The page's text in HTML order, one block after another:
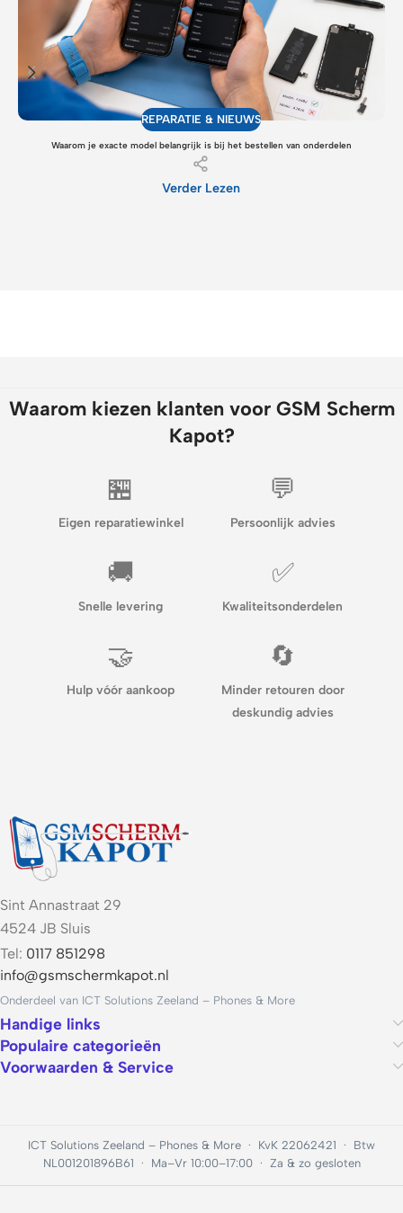
REPARATIE & NIEUWS
Waarom je exacte model belangrijk is bij het bestellen van onderdelen
Verder Lezen
Waarom kiezen klanten voor GSM Scherm
Kapot?
🏪
Eigen reparatiewinkel
💬
Persoonlijk advies
🚚
Snelle levering
✅
Kwaliteitsonderdelen
🤝
Hulp vóór aankoop
🔄
Minder retouren door
deskundig advies
Sint Annastraat 29
4524 JB Sluis
Tel: 0117 851298
info@gsmschermkapot.nl
Onderdeel van ICT Solutions Zeeland – Phones & More
Handige links
Populaire categorieën
Voorwaarden & Service
ICT Solutions Zeeland – Phones & More · KvK 22062421 · Btw
NL001201896B61 · Ma–Vr 10:00–17:00 · Za & zo gesloten